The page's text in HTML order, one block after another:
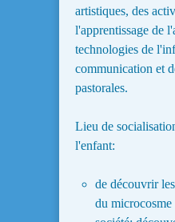
artistiques, des
l'apprentissage de
technologies de
communication et
pastorales.
Lieu de
l'enfant:
de découvrir
du